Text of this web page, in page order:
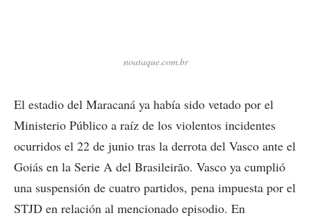
noataque.com.br
El estadio del Maracaná ya había sido vetado por el
Ministerio Público a raíz de los violentos incidentes
ocurridos el 22 de junio tras la derrota del Vasco ante el
Goiás en la Serie A del Brasileirão. Vasco ya cumplió
una suspensión de cuatro partidos, pena impuesta por el
STJD en relación al mencionado episodio. En